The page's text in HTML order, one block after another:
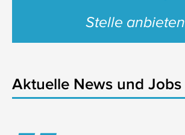
Stelle anbieten
Aktuelle News und Jobs